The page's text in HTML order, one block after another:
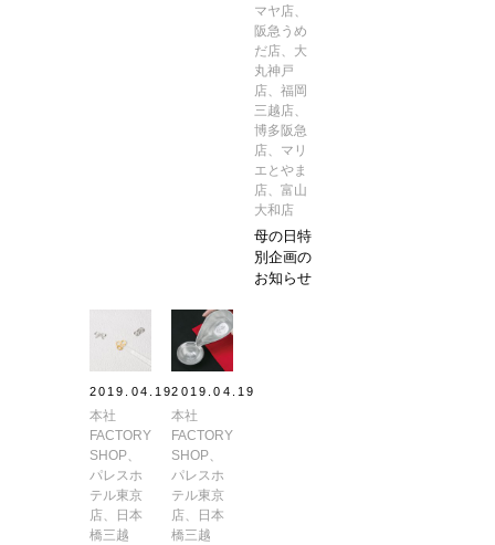
マヤ店、
阪急うめ
だ店、大
丸神戸
店、福岡
三越店、
博多阪急
店、マリ
エとやま
店、富山
大和店
母の日特
別企画の
お知らせ
2019.04.19
本社
FACTORY
SHOP、
パレスホ
テル東京
店、日本
橋三越
2019.04.19
本社
FACTORY
SHOP、
パレスホ
テル東京
店、日本
橋三越